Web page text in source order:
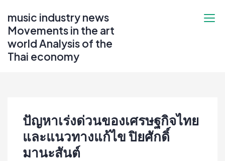
content
music industry news
Movements in the art
world Analysis of the
Thai economy
ปัญหาเร่งด่วนของเศรษฐกิจไทย
และแนวทางแก้ไข ปิยศักดิ์
มานะสันต์